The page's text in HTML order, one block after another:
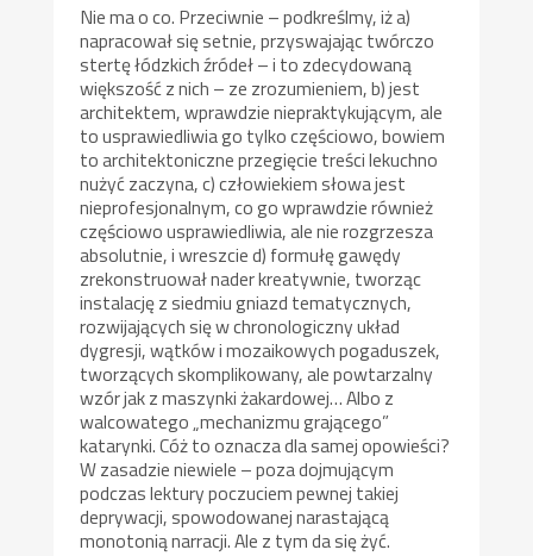
Nie ma o co. Przeciwnie – podkreślmy, iż a)
napracował się setnie, przyswajając twórczo
stertę łódzkich źródeł – i to zdecydowaną
większość z nich – ze zrozumieniem, b) jest
architektem, wprawdzie niepraktykującym, ale
to usprawiedliwia go tylko częściowo, bowiem
to architektoniczne przegięcie treści lekuchno
nużyć zaczyna, c) człowiekiem słowa jest
nieprofesjonalnym, co go wprawdzie również
częściowo usprawiedliwia, ale nie rozgrzesza
absolutnie, i wreszcie d) formułę gawędy
zrekonstruował nader kreatywnie, tworząc
instalację z siedmiu gniazd tematycznych,
rozwijających się w chronologiczny układ
dygresji, wątków i mozaikowych pogaduszek,
tworzących skomplikowany, ale powtarzalny
wzór jak z maszynki żakardowej… Albo z
walcowatego „mechanizmu grającego”
katarynki. Cóż to oznacza dla samej opowieści?
W zasadzie niewiele – poza dojmującym
podczas lektury poczuciem pewnej takiej
deprywacji, spowodowanej narastającą
monotonią narracji. Ale z tym da się żyć.